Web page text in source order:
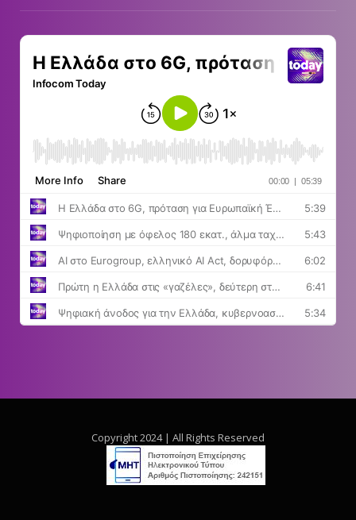
Copyright 2024 | All Rights Reserved